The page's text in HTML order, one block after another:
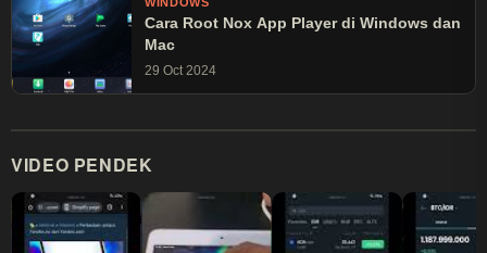
Cara Root Nox App Player di Windows dan
Mac
29 Oct 2024
VIDEO PENDEK